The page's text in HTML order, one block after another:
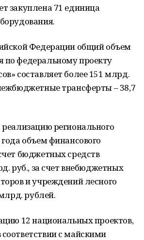
закуплена 71 единица
Федерации общий объем
по федеральному проекту
составляет более 151 млрд.
трансферты – 38,7
регионального
объем финансового
бюджетных средств
руб., за счет внебюджетных
и учреждений лесного
рублей.
12 национальных проектов,
с майскими